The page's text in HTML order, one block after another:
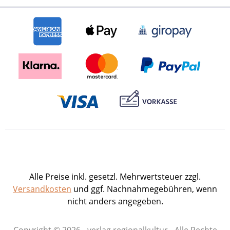
Format.ISBN 978-3-89735-929-1. EUR 14,90
Alle Preise inkl. gesetzl. Mehrwertsteuer zzgl.
Versandkosten und ggf. Nachnahmegebühren, wenn
nicht anders angegeben.